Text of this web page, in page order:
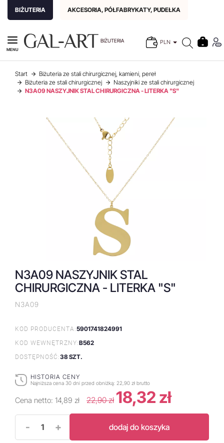
BIŻUTERIA AKCESORIA, PÓŁFABRYKATY, PUDEŁKA
BIŻUTERIA PLN
MENU
Start
Biżuteria ze stali chirurgicznej, kamieni, pereł
Biżuteria ze stali chirurgicznej
Naszyjniki ze stali chirurgicznej
N3A09 NASZYJNIK STAL CHIRURGICZNA - LITERKA "S"
N3A09 NASZYJNIK STAL
CHIRURGICZNA - LITERKA "S"
N3A09
KOD PRODUCENTA:5901741824991
KOD WEWNĘTRZNY:B562
DOSTĘPNOŚĆ:38 SZT.
HISTORIA CENY
Najniższa cena 30 dni przed obniżką: 22,90 zł brutto
Cena netto: 14,89 zł 22,90 zł 18,32 zł
- + dodaj do koszyka